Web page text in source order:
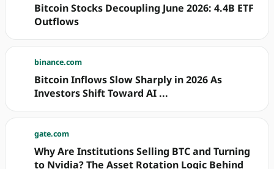
Bitcoin Stocks Decoupling June 2026: 4.4B ETF
Outflows
binance.com
Bitcoin Inflows Slow Sharply in 2026 As
Investors Shift Toward AI ...
gate.com
Why Are Institutions Selling BTC and Turning
to Nvidia? The Asset Rotation Logic Behind